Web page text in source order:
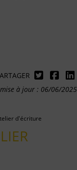
à jour : 06/06/2025
d'écriture